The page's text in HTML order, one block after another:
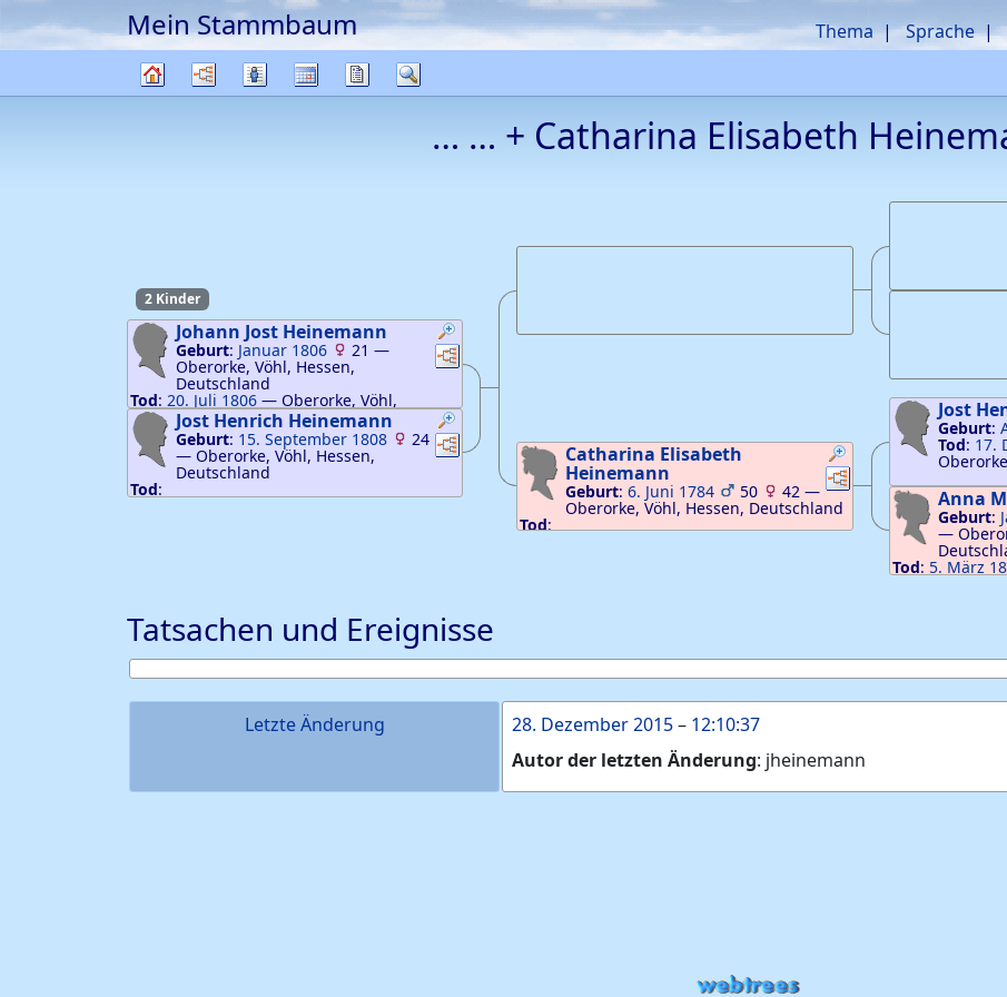
Weiter zu Hauptseite
Mein Stammbaum Thema Sprache
Diagramme
Listen KalenderBerichte
… … + Catharina Elisabeth
2 Kinder
Verknüpfungen
Verknüpfungen
Johann Jost Heinemann
Geburt: Januar 1806 21—
Oberorke, Vöhl, Hessen,
Deutschland
Tod: 20. Juli 1806 — Oberorke, Vöhl,
Hessen, Deutschland
Verknüpfungen
Verknüpfungen
Jost Henrich Heinemann
Geburt: 15. September 1808 24
— Oberorke, Vöhl, Hessen,
Deutschland
Tod:
Verknüpfungen
Verknüpfungen
Catharina Elisabeth
Heinemann
Geburt:6. Juni 1784 50 42—
Oberorke, Vöhl, Hessen, Deutschland
Tod:
Jost
Geburt:
Tod: 17.
Anna
Geburt:
—
Tod: 5. März
Tatsachen und Ereignisse
Letzte Änderung 28. Dezember 2015– 12:10:37
Autor der letzten Änderung: jheinemann